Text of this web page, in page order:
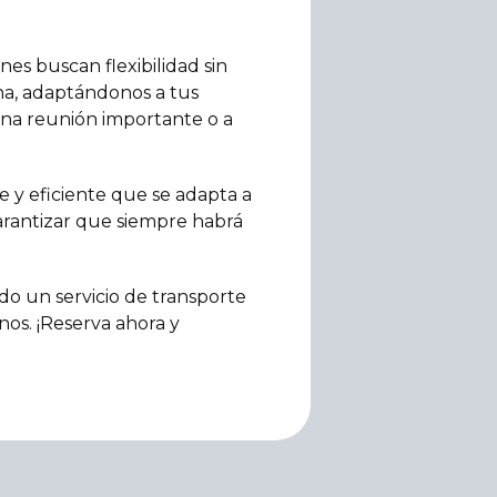
buscan flexibilidad sin
adaptándonos a tus
reunión importante o a
eficiente que se adapta a
que siempre habrá
un servicio de transporte
¡Reserva ahora y